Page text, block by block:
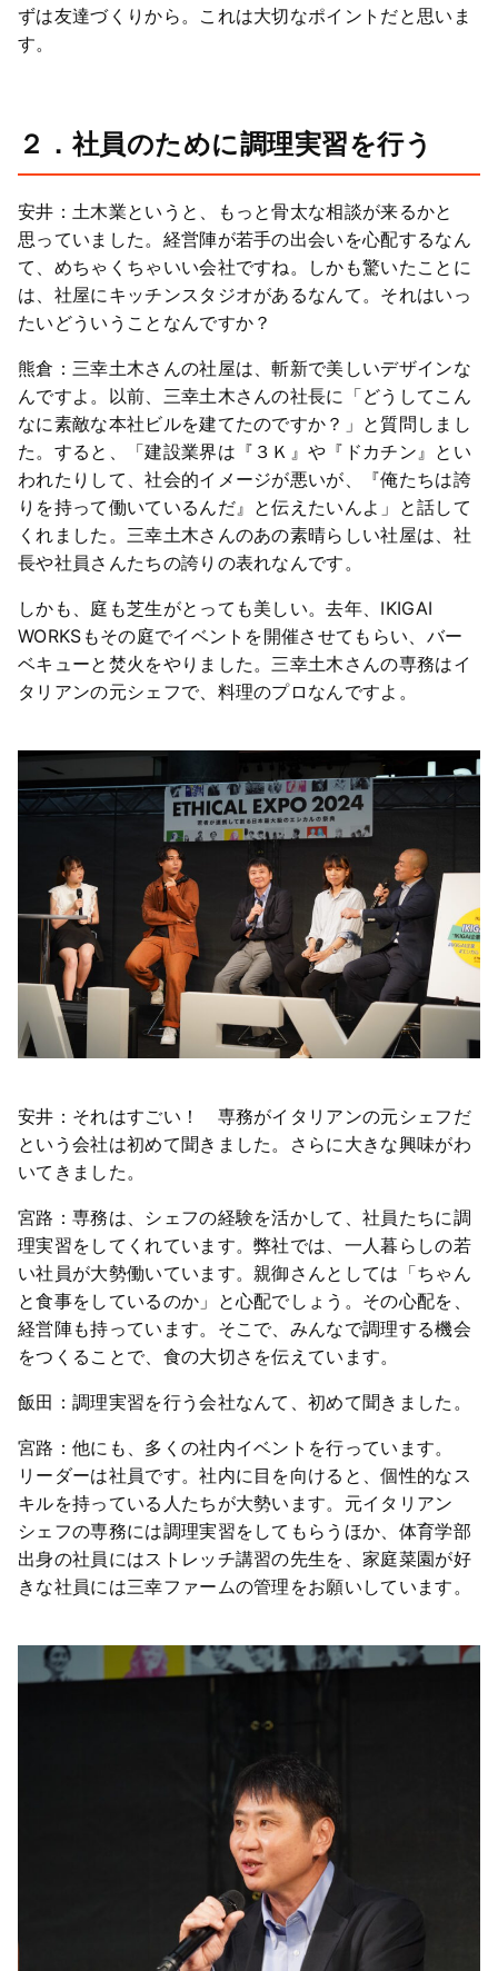
ずは友達づくりから。これは大切なポイントだと思いま
す。
２．社員のために調理実習を行う
安井：土木業というと、もっと骨太な相談が来るかと
思っていました。経営陣が若手の出会いを心配するなん
て、めちゃくちゃいい会社ですね。しかも驚いたことに
は、社屋にキッチンスタジオがあるなんて。それはいっ
たいどういうことなんですか？
熊倉：三幸土木さんの社屋は、斬新で美しいデザインな
んですよ。以前、三幸土木さんの社長に「どうしてこん
なに素敵な本社ビルを建てたのですか？」と質問しまし
た。すると、「建設業界は『３Ｋ』や『ドカチン』とい
われたりして、社会的イメージが悪いが、『俺たちは誇
りを持って働いているんだ』と伝えたいんよ」と話して
くれました。三幸土木さんのあの素晴らしい社屋は、社
長や社員さんたちの誇りの表れなんです。
しかも、庭も芝生がとっても美しい。去年、IKIGAI
WORKSもその庭でイベントを開催させてもらい、バー
ベキューと焚火をやりました。三幸土木さんの専務はイ
タリアンの元シェフで、料理のプロなんですよ。
安井：それはすごい！ 専務がイタリアンの元シェフだ
という会社は初めて聞きました。さらに大きな興味がわ
いてきました。
宮路：専務は、シェフの経験を活かして、社員たちに調
理実習をしてくれています。弊社では、一人暮らしの若
い社員が大勢働いています。親御さんとしては「ちゃん
と食事をしているのか」と心配でしょう。その心配を、
経営陣も持っています。そこで、みんなで調理する機会
をつくることで、食の大切さを伝えています。
飯田：調理実習を行う会社なんて、初めて聞きました。
宮路：他にも、多くの社内イベントを行っています。
リーダーは社員です。社内に目を向けると、個性的なス
キルを持っている人たちが大勢います。元イタリアン
シェフの専務には調理実習をしてもらうほか、体育学部
出身の社員にはストレッチ講習の先生を、家庭菜園が好
きな社員には三幸ファームの管理をお願いしています。